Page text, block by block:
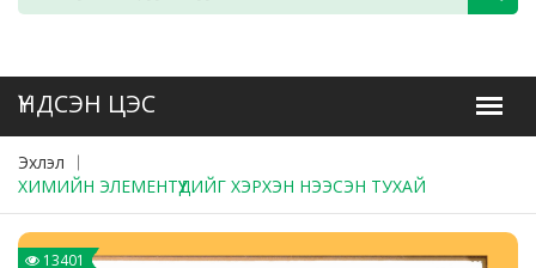
Эхлэл
ХИМИЙН ЭЛЕМЕНТҮҮДИЙГ ХЭРХЭН НЭЭСЭН ТУХАЙ
13401